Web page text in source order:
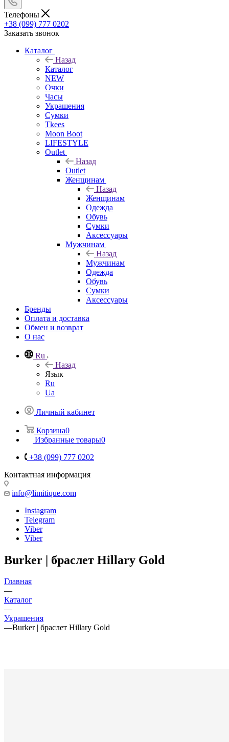
Телефоны
+38 (099) 777 0202
Заказать звонок
Каталог
Назад
Каталог
NEW
Очки
Часы
Украшения
Сумки
Tkees
Moon Boot
LIFESTYLE
Outlet
Назад
Outlet
Женщинам
Назад
Женщинам
Одежда
Обувь
Сумки
Аксессуары
Мужчинам
Назад
Мужчинам
Одежда
Обувь
Сумки
Аксессуары
Бренды
Оплата и доставка
Обмен и возврат
О нас
Ru
Назад
Язык
Ru
Ua
Личный кабинет
Корзина0
Избранные товары0
+38 (099) 777 0202
Контактная информация
info@limitique.com
Instagram
Telegram
Viber
Viber
Burker | браслет Hillary Gold
Главная
—
Каталог
—
Украшения
—Burker | браслет Hillary Gold